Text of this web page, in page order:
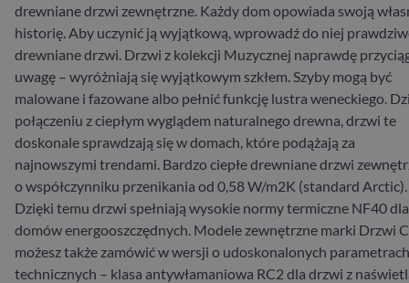
drewniane drzwi zewnętrzne. Każdy dom opowiada swoją
historię. Aby uczynić ją wyjątkową, wprowadź do niej
drewniane drzwi. Drzwi z kolekcji Muzycznej naprawdę
uwagę – wyróżniają się wyjątkowym szkłem. Szyby mogą być
malowane i fazowane albo pełnić funkcję lustra weneckiego.
połączeniu z ciepłym wyglądem naturalnego drewna, drzwi te
doskonale sprawdzają się w domach, które podążają za
najnowszymi trendami. Bardzo ciepłe drewniane drzwi
o współczynniku przenikania od 0,58 W/m2K (standard Arctic).
Dzięki temu drzwi spełniają wysokie normy termiczne NF40 dla
domów energooszczędnych. Modele zewnętrzne marki Drzwi
możesz także zamówić w wersji o udoskonalonych parametrach
technicznych – klasa antywłamaniowa RC2 dla drzwi z